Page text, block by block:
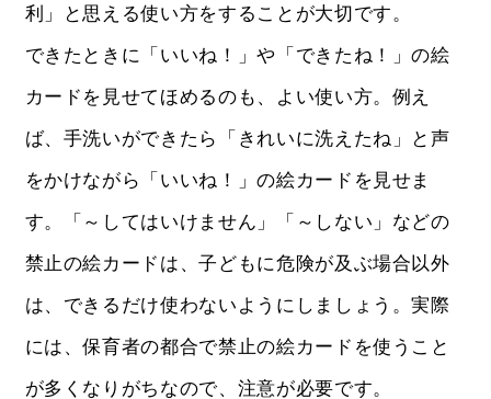
利」と思える使い方をすることが大切です。
できたときに「いいね！」や「できたね！」の絵
カードを見せてほめるのも、よい使い方。例え
ば、手洗いができたら「きれいに洗えたね」と声
をかけながら「いいね！」の絵カードを見せま
す。「～してはいけません」「～しない」などの
禁止の絵カードは、子どもに危険が及ぶ場合以外
は、できるだけ使わないようにしましょう。実際
には、保育者の都合で禁止の絵カードを使うこと
が多くなりがちなので、注意が必要です。